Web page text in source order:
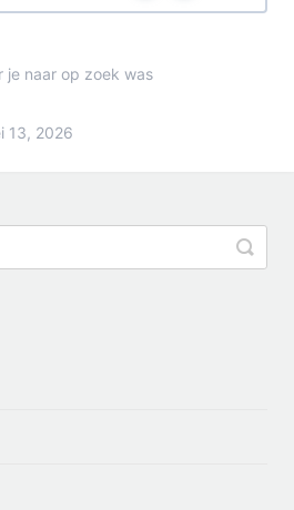
je naar op zoek was
13, 2026